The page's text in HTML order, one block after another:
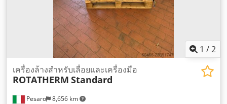
1 /2
Pesaro 8,656 km
เครื่องล้างสำหรับเลื่อยและเครื่องมือ
ROTATHERM Standard